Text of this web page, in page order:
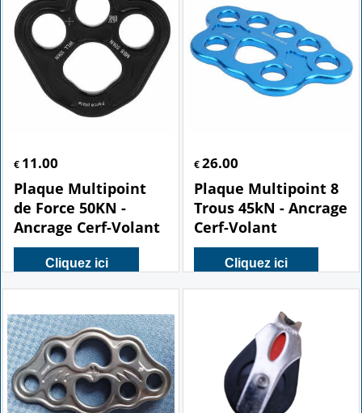
€ 11.00
Plaque Multipoint
de Force 50KN -
Ancrage Cerf-Volant
Cliquez ici
€26.00
Plaque Multipoint 8
Trous 45kN - Ancrage
Cerf-Volant
Cliquez ici